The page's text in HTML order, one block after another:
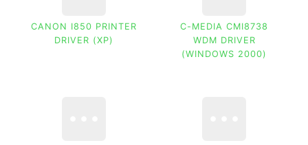
CANON I850 PRINTER
DRIVER (XP)
C-MEDIA CMI8738
WDM DRIVER
(WINDOWS 2000)